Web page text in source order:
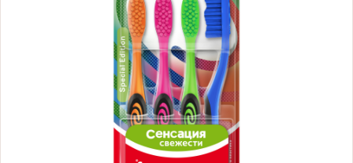
Dişlərinizi gündə ən azı iki dəfə və ya diş həkiminizin və ya həkiminizin
göstərişi ilə fırçalayın. Ağız sağlamlığınıza uyğun olan Colgate diş məcunu
və diş fırçasından istifadə edin.